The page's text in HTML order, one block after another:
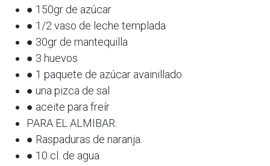
● 150gr de azúcar
● 1/2 vaso de leche templada
● 30gr de mantequilla
● 3 huevos
● 1 paquete de azúcar avainillado
● una pizca de sal
● aceite para freír
PARA EL ALMIBAR:
● Raspaduras de naranja.
● 10 cl. de agua.